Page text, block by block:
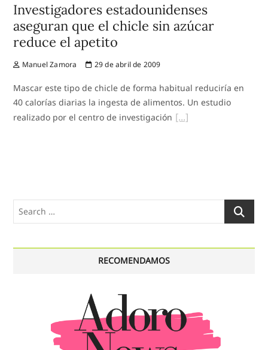
Investigadores estadounidenses
aseguran que el chicle sin azúcar
reduce el apetito
Manuel Zamora 29 de abril de 2009
Mascar este tipo de chicle de forma habitual reduciría en
40 calorías diarias la ingesta de alimentos. Un estudio
realizado por el centro de investigación
Search
RECOMENDAMOS